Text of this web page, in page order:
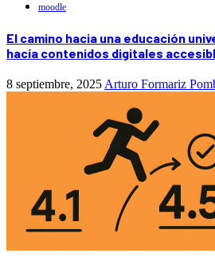
moodle
El camino hacia una educación
hacía contenidos digitales
8 septiembre, 2025Arturo Formariz